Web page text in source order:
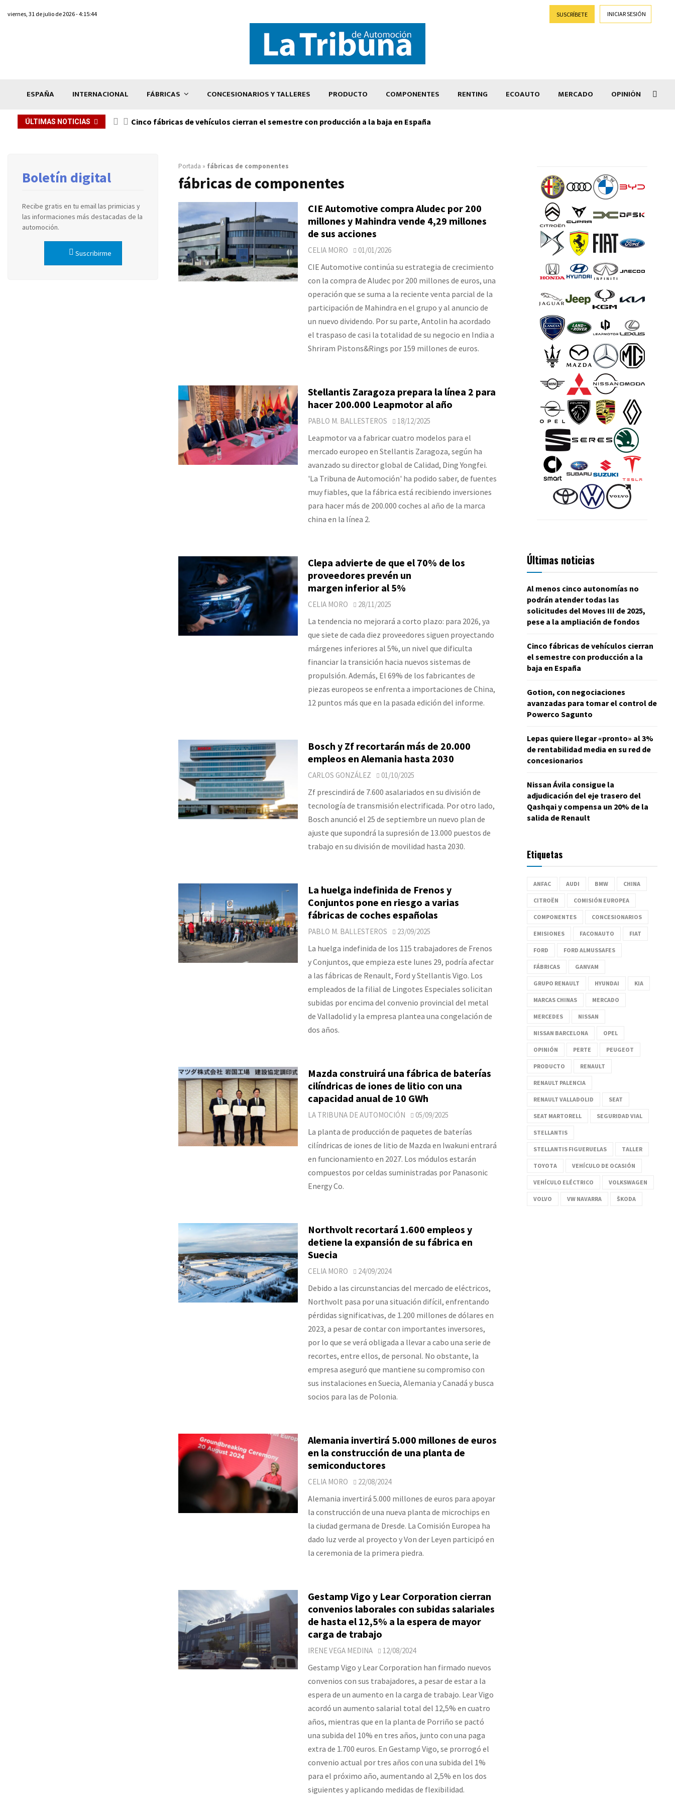
viernes, 31 de julio de 2026 - 4:15:44 SUSCRÍBETE INICIAR SESIÓN
ESPAÑA INTERNACIONAL FÁBRICAS CONCESIONARIOS Y TALLERES PRODUCTO COMPONENTES RENTING ECOAUTO MERCADO OPINIÓN
ÚLTIMAS NOTICIAS Cinco fábricas de vehículos cierran el semestre con producción a la baja en España
Portada » fábricas de componentes
fábricas de componentes
CIE Automotive compra Aludec por 200
millones y Mahindra vende 4,29 millones
de sus acciones
CELIA MORO 01/01/2026
CIE Automotive continúa su estrategia de crecimiento
con la compra de Aludec por 200 millones de euros, una
operación que se suma a la reciente venta parcial de la
participación de Mahindra en el grupo y al anuncio de
un nuevo dividendo. Por su parte, Antolin ha acordado
el traspaso de casi la totalidad de su negocio en India a
Shriram Pistons&Rings por 159 millones de euros.
Stellantis Zaragoza prepara la línea 2 para
hacer 200.000 Leapmotor al año
PABLO M. BALLESTEROS 18/12/2025
Leapmotor va a fabricar cuatro modelos para el
mercado europeo en Stellantis Zaragoza, según ha
avanzado su director global de Calidad, Ding Yongfei.
'La Tribuna de Automoción' ha podido saber, de fuentes
muy fiables, que la fábrica está recibiendo inversiones
para hacer más de 200.000 coches al año de la marca
china en la línea 2.
Clepa advierte de que el 70% de los
proveedores prevén un
margen inferior al 5%
CELIA MORO 28/11/2025
La tendencia no mejorará a corto plazo: para 2026, ya
que siete de cada diez proveedores siguen proyectando
márgenes inferiores al 5%, un nivel que dificulta
financiar la transición hacia nuevos sistemas de
propulsión. Además, El 69% de los fabricantes de
piezas europeos se enfrenta a importaciones de China,
12 puntos más que en la pasada edición del informe.
Bosch y Zf recortarán más de 20.000
empleos en Alemania hasta 2030
CARLOS GONZÁLEZ 01/10/2025
Zf prescindirá de 7.600 asalariados en su división de
tecnología de transmisión electrificada. Por otro lado,
Bosch anunció el 25 de septiembre un nuevo plan de
ajuste que supondrá la supresión de 13.000 puestos de
trabajo en su división de movilidad hasta 2030.
La huelga indefinida de Frenos y
Conjuntos pone en riesgo a varias
fábricas de coches españolas
PABLO M. BALLESTEROS 23/09/2025
La huelga indefinida de los 115 trabajadores de Frenos
y Conjuntos, que empieza este lunes 29, podría afectar
a las fábricas de Renault, Ford y Stellantis Vigo. Los
empleados de la filial de Lingotes Especiales solicitan
subidas por encima del convenio provincial del metal
de Valladolid y la empresa plantea una congelación de
dos años.
Mazda construirá una fábrica de baterías
cilíndricas de iones de litio con una
capacidad anual de 10 GWh
LA TRIBUNA DE AUTOMOCIÓN 05/09/2025
La planta de producción de paquetes de baterías
cilíndricas de iones de litio de Mazda en Iwakuni entrará
en funcionamiento en 2027. Los módulos estarán
compuestos por celdas suministradas por Panasonic
Energy Co.
Northvolt recortará 1.600 empleos y
detiene la expansión de su fábrica en
Suecia
CELIA MORO 24/09/2024
Debido a las circunstancias del mercado de eléctricos,
Northvolt pasa por una situación difícil, enfrentando
pérdidas significativas, de 1.200 millones de dólares en
2023, a pesar de contar con importantes inversores,
por lo que se verá obligada a llevar a cabo una serie de
recortes, entre ellos, de personal. No obstante, la
empresa aseguró que mantiene su compromiso con
sus instalaciones en Suecia, Alemania y Canadá y busca
socios para las de Polonia.
Alemania invertirá 5.000 millones de euros
en la construcción de una planta de
semiconductores
CELIA MORO 22/08/2024
Alemania invertirá 5.000 millones de euros para apoyar
la construcción de una nueva planta de microchips en
la ciudad germana de Dresde. La Comisión Europea ha
dado luz verde al proyecto y Von der Leyen participó en
la ceremonia de la primera piedra.
Gestamp Vigo y Lear Corporation cierran
convenios laborales con subidas salariales
de hasta el 12,5% a la espera de mayor
carga de trabajo
IRENE VEGA MEDINA 12/08/2024
Gestamp Vigo y Lear Corporation han firmado nuevos
convenios con sus trabajadores, a pesar de estar a la
espera de un aumento en la carga de trabajo. Lear Vigo
acordó un aumento salarial total del 12,5% en cuatro
años, mientras que en la planta de Porriño se pactó
una subida del 10% en tres años, junto con una paga
extra de 1.700 euros. En Gestamp Vigo, se prorrogó el
convenio actual por tres años con una subida del 1%
para el próximo año, aumentando al 2,5% en los dos
siguientes y aplicando medidas de flexibilidad.
Boletín digital
Recibe gratis en tu email las primicias y
las informaciones más destacadas de la
automoción.
Suscribirme
Últimas noticias
Al menos cinco autonomías no
podrán atender todas las
solicitudes del Moves III de 2025,
pese a la ampliación de fondos
Cinco fábricas de vehículos cierran
el semestre con producción a la
baja en España
Gotion, con negociaciones
avanzadas para tomar el control de
Powerco Sagunto
Lepas quiere llegar «pronto» al 3%
de rentabilidad media en su red de
concesionarios
Nissan Ávila consigue la
adjudicación del eje trasero del
Qashqai y compensa un 20% de la
salida de Renault
Etiquetas
ANFAC AUDI BMW CHINA
CITROËN COMISIÓN EUROPEA
COMPONENTES CONCESIONARIOS
EMISIONES FACONAUTO FIAT
FORD FORD ALMUSSAFES
FÁBRICAS GANVAM
GRUPO RENAULT HYUNDAI KIA
MARCAS CHINAS MERCADO
MERCEDES NISSAN
NISSAN BARCELONA OPEL
OPINIÓN PERTE PEUGEOT
PRODUCTO RENAULT
RENAULT PALENCIA
RENAULT VALLADOLID SEAT
SEAT MARTORELL SEGURIDAD VIAL
STELLANTIS
STELLANTIS FIGUERUELAS TALLER
TOYOTA VEHÍCULO DE OCASIÓN
VEHÍCULO ELÉCTRICO VOLKSWAGEN
VOLVO VW NAVARRA ŠKODA